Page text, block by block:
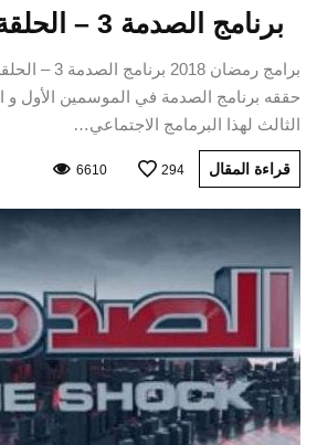
برنامج الصدمة 3 – الحلقة 16
حققه برنامج الصدمة في الموسمين الأول و
الثالث لهذا البرمامج الاجتماعي…
قراءة المقال 294
6610